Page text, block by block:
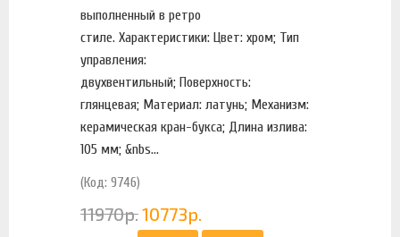
выполненный в ретро
стиле. Характеристики: Цвет: хром; Тип
управления:
двухвентильный; Поверхность:
глянцевая; Материал: латунь; Механизм:
керамическая кран-букса; Длина излива:
105 мм; &nbs...
(Код: 9746)
11970р.10773р.